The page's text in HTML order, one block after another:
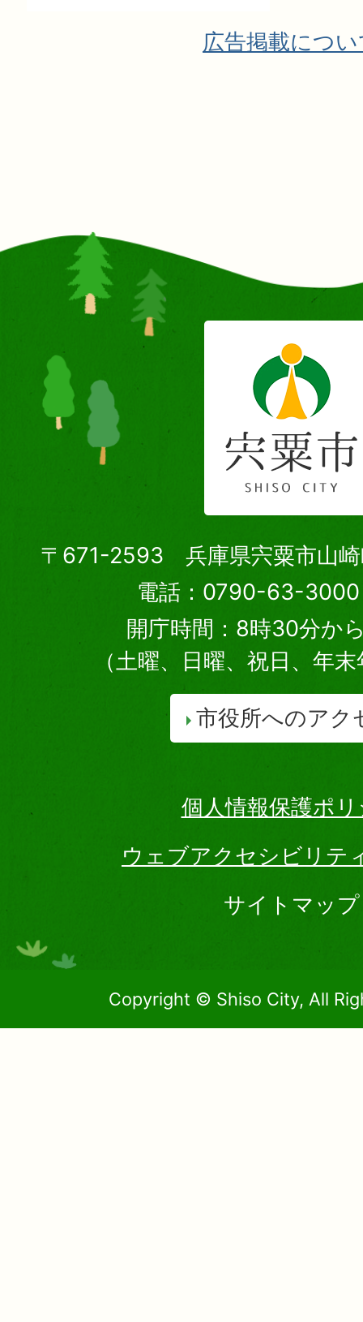
広告掲載につ
〒671-2593 兵庫県宍粟市山崎
電話：0790-63-3000
開庁時間：8時30分か
（土曜、日曜、祝日、年
市役所へのアク
個人情報保護ポ
ウェブアクセシビリテ
サイトマップ
Copyright © Shiso City, All